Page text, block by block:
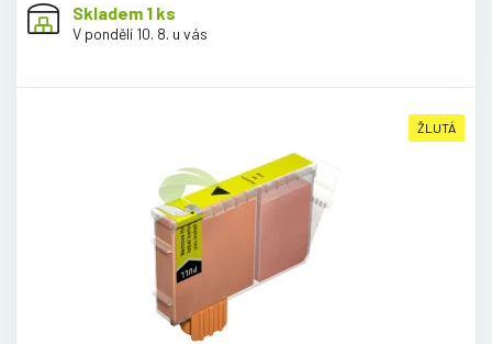
Skladem 1 ks
V pondělí 10. 8. u vás
ŽLUTÁ